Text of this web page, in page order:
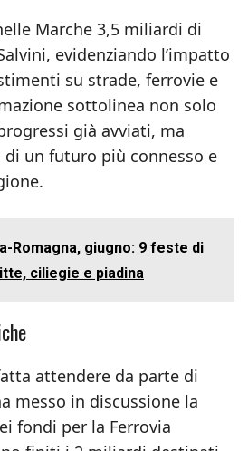
Marche 3,5 miliardi di
evidenziando l’impatto
su strade, ferrovie e
sottolinea non solo
già avviati, ma
di un futuro più connesso e
Romagna, giugno: 9 feste di
ciliegie e piadina
attendere da parte di
messo in discussione la
fondi per la Ferrovia